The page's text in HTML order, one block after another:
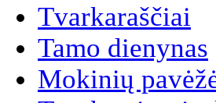
Tvarkaraščiai
Tamo dienynas
Mokinių